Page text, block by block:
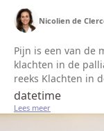
Nicolien de
Pijn is een van de
klachten in de
reeks Klachten in
systematisch kan
voor verschi...
datetime
Lees meer